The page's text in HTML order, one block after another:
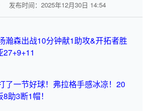
发布时间：2025年12月30日 14:54
瀚森出战10分钟献1助攻&开拓者胜
了一节好球！弗拉格手感冰凉！20
助3断1帽！